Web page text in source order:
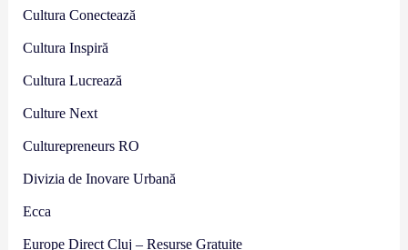
Cultura Conectează
Cultura Inspiră
Cultura Lucrează
Culture Next
Culturepreneurs RO
Divizia de Inovare Urbană
Ecca
Europe Direct Cluj – Resurse Gratuite